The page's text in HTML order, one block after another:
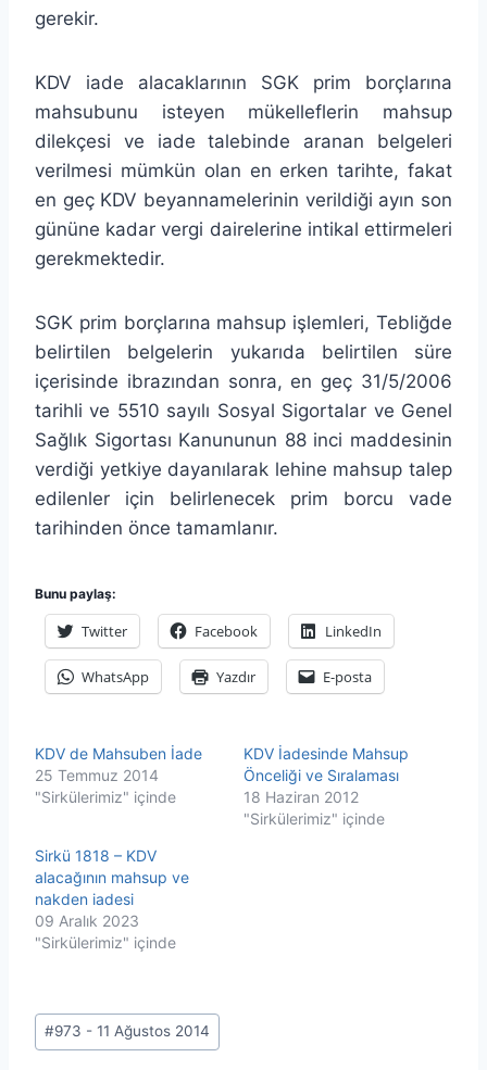
gerekir.
KDV iade alacaklarının SGK prim borçlarına
mahsubunu isteyen mükelleflerin mahsup
dilekçesi ve iade talebinde aranan belgeleri
verilmesi mümkün olan en erken tarihte, fakat
en geç KDV beyannamelerinin verildiği ayın son
gününe kadar vergi dairelerine intikal ettirmeleri
gerekmektedir.
SGK prim borçlarına mahsup işlemleri, Tebliğde
belirtilen belgelerin yukarıda belirtilen süre
içerisinde ibrazından sonra, en geç 31/5/2006
tarihli ve 5510 sayılı Sosyal Sigortalar ve Genel
Sağlık Sigortası Kanununun 88 inci maddesinin
verdiği yetkiye dayanılarak lehine mahsup talep
edilenler için belirlenecek prim borcu vade
tarihinden önce tamamlanır.
Bunu paylaş:
Twitter Facebook LinkedIn
WhatsApp Yazdır E-posta
KDV de Mahsuben İade
25 Temmuz 2014
"Sirkülerimiz" içinde
KDV İadesinde Mahsup
Önceliği ve Sıralaması
18 Haziran 2012
"Sirkülerimiz" içinde
Sirkü 1818 – KDV
alacağının mahsup ve
nakden iadesi
09 Aralık 2023
"Sirkülerimiz" içinde
Post
Tags:
#973 - 11 Ağustos 2014